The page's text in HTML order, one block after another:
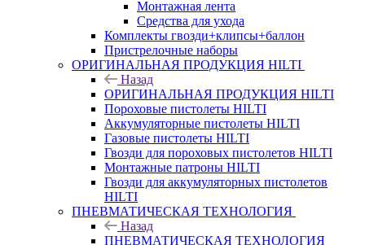
Монтажная лента
Средства для ухода
Комплекты гвозди+клипсы+баллон
Пристрелочные наборы
ОРИГИНАЛЬНАЯ ПРОДУКЦИЯ HILTI
Назад
ОРИГИНАЛЬНАЯ ПРОДУКЦИЯ HILTI
Пороховые пистолеты HILTI
Аккумуляторные пистолеты HILTI
Газовые пистолеты HILTI
Гвозди для пороховых пистолетов HILTI
Монтажные патроны HILTI
Гвозди для аккумуляторных пистолетов
HILTI
ПНЕВМАТИЧЕСКАЯ ТЕХНОЛОГИЯ
Назад
ПНЕВМАТИЧЕСКАЯ ТЕХНОЛОГИЯ